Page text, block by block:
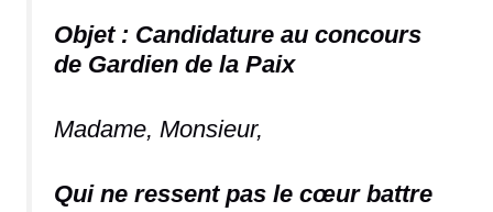
Objet : Candidature au concours
de Gardien de la Paix
Madame, Monsieur,
Qui ne ressent pas le cœur battre